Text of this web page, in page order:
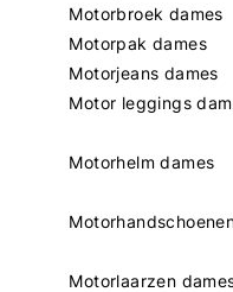
Motorbroek dames
Motorpak dames
Motorjeans dames
Motor leggings
Motorhelm dames
Motorlaarzen